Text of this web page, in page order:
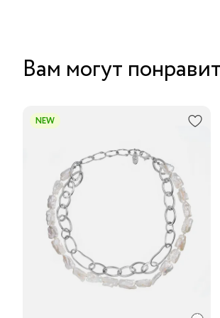
Вам могут
NEW